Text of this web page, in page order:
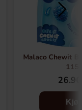
Malaco Chewit